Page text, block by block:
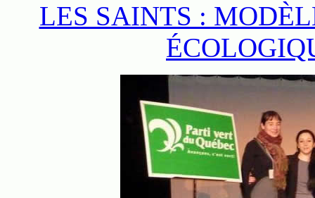
LES SAINTS :